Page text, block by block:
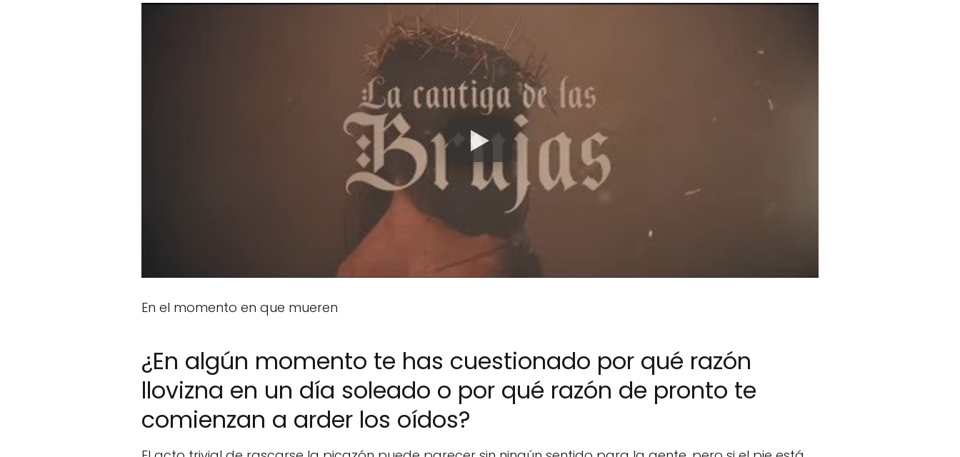
En el momento en que mueren
¿En algún momento te has cuestionado por qué razón
llovizna en un día soleado o por qué razón de pronto te
comienzan a arder los oídos?